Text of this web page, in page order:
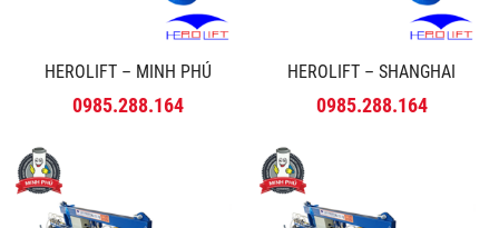
HEROLIFT – MINH PHÚ
0985.288.164
HEROLIFT – SHANGHAI
0985.288.164